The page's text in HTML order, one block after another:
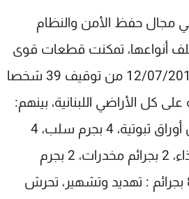
مجال حفظ الأمن والنظام
أنواعها، تمكنت قطعات قوى
الأمن الداخلي بتاريخ 12/07/2013 من توقيف 39 شخصا
على كل الأراضي اللبنانية، بينهم:
9 بجرائم سرقة، 6 دون أوراق ثبوتية، 4 بجرم سلب، 4
بجرم صدم وتسبب بإيذاء، 2 بجرائم مخدرات، 2 بجرم
دخول البلاد خلسة، و8 بجرائم : تهديد وتشهير، تحرش
وظائف
تواصل معنا
شروط الإسـتخدام
سياسة الخصوصية